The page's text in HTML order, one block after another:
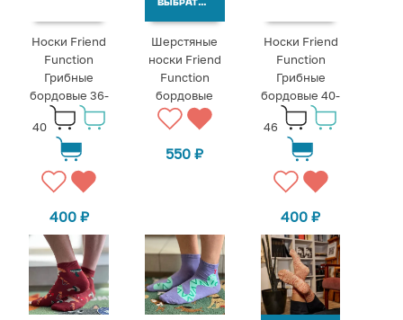
Носки Friend
Function
Грибные
бордовые 36-
40
400 ₽
ВЫБРАТЬ ВАРИАНТЫ
Шерстяные
носки Friend
Function
бордовые
550₽
Носки Friend
Function
Грибные
бордовые 40-
46
400₽